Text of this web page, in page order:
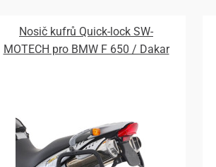
Nosič kufrů Quick-lock SW-
MOTECH pro BMW F 650 / Dakar